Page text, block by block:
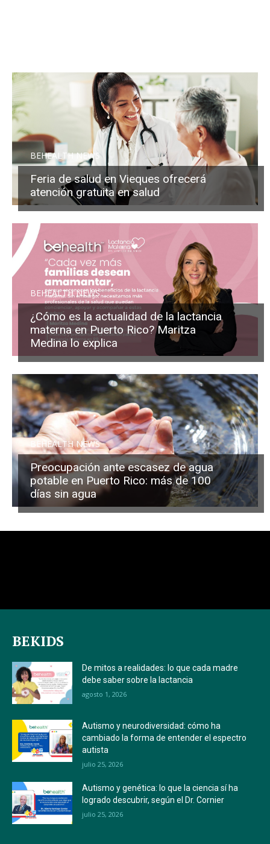
BEHEALTH NEWS
Feria de salud en Vieques ofrecerá
atención gratuita en salud
BEHEALTH NEWS
¿Cómo es la actualidad de la lactancia
materna en Puerto Rico? Maritza
Medina lo explica
BEHEALTH NEWS
Preocupación ante escasez de agua
potable en Puerto Rico: más de 100
días sin agua
BEKIDS
De mitos a realidades: lo que cada madre
debe saber sobre la lactancia
agosto 1, 2026
Autismo y neurodiversidad: cómo ha
cambiado la forma de entender el espectro
autista
julio 25, 2026
Autismo y genética: lo que la ciencia sí ha
logrado descubrir, según el Dr. Cornier
julio 25, 2026